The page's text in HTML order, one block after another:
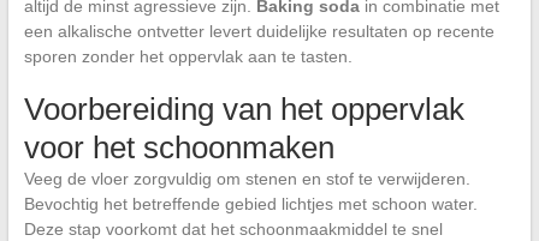
altijd de minst agressieve zijn. Baking sodain combinatie met
een alkalische ontvetter levert duidelijke resultaten op recente
sporen zonder het oppervlak aan te tasten.
Voorbereiding van het oppervlak
voor het schoonmaken
Veeg de vloer zorgvuldig om stenen en stof te verwijderen.
Bevochtig het betreffende gebied lichtjes met schoon water.
Deze stap voorkomt dat het schoonmaakmiddel te snel